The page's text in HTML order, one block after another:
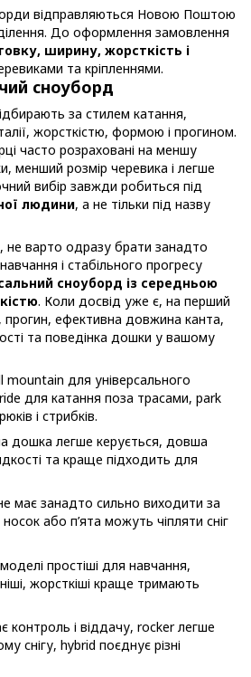
відправляються Новою Поштою
До оформлення замовлення
ширину, жорсткість і
та кріпленнями.
сноуборд
за стилем катання,
жорсткістю, формою і прогином.
часто розраховані на меншу
менший розмір черевика і легше
вибір завжди робиться під
людини, а не тільки під назву
варто одразу брати занадто
і стабільного прогресу
сноуборд із середньою
. Коли досвід уже є, на перший
ефективна довжина канта,
та поведінка дошки у вашому
mountain для універсального
для катання поза трасами, park
і стрибків.
дошка легше керується, довша
та краще підходить для
має занадто сильно виходити за
або п’ята можуть чіпляти сніг
моделі простіші для навчання,
жорсткіші краще тримають
контроль і віддачу, rocker легше
снігу, hybrid поєднує різні